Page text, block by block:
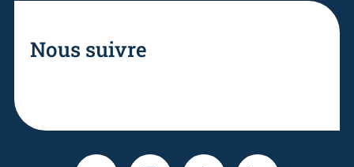
Nous suivre